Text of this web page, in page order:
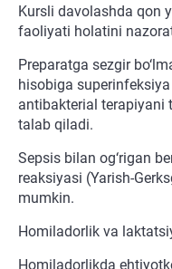
Kursli davolashda qon
faoliyati holatini
Preparatga sezgir
hisobiga
antibakterial terapiyani
talab qiladi.
Sepsis bilan og‘rigan
reaksiyasi (Yarish-
mumkin.
Homiladorlik va
Homiladorlikda